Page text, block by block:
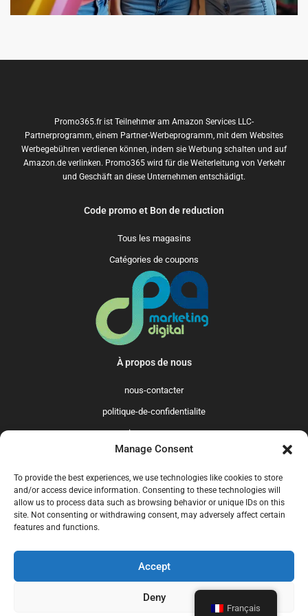
Manage Consent
To provide the best experiences, we use technologies like cookies to store
and/or access device information. Consenting to these technologies will
allow us to process data such as browsing behavior or unique IDs on this
site. Not consenting or withdrawing consent, may adversely affect certain
features and functions.
Accept
Deny
Promo365.fr ist Teilnehmer am Amazon Services LLC-
Partnerprogramm, einem Partner-Werbeprogramm, mit dem Websites
Werbegebühren verdienen können, indem sie Werbung schalten und auf
Amazon.de verlinken. Promo365 wird für die Weiterleitung von Verkehr
und Geschäft an diese Unternehmen entschädigt.
Code promo et Bon de reduction
Tous les magasins
Catégories de coupons
À propos de nous
nous-contacter
politique-de-confidentialite
qui-sommes-nous
US GB FR IT ES NL AU BR CA
© 2025 Promo365.fr - Tous droits réservés. Mise à jour en juillet 2024.
Promo365.fr est un site professionnel de codes promo.
qui-sommes-nous
Français